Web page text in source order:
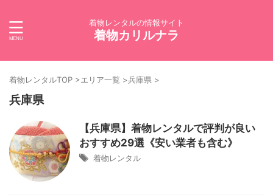
着物レンタルの情報サイト
着物カリルナラ
着物レンタルTOP >エリア一覧 >兵庫県 >
兵庫県
【兵庫県】着物レンタルで評判が良い
おすすめ29選《安い業者も含む》
着物レンタル